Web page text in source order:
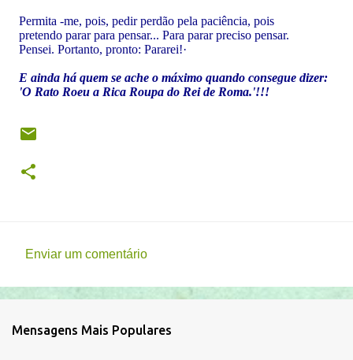
Permita -me, pois, pedir perdão pela paciência, pois
pretendo parar para pensar... Para parar preciso pensar.
Pensei. Portanto, pronto: Pararei!·
E ainda há quem se ache o máximo quando consegue dizer:
'O Rato Roeu a Rica Roupa do Rei de Roma.'!!!
e
Enviar um comentário
Mensagens Mais Populares